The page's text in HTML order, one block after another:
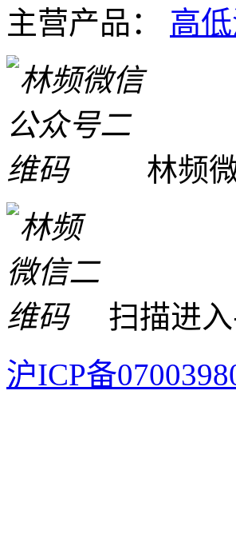
主营产品： 高
林频
扫描进
沪ICP备